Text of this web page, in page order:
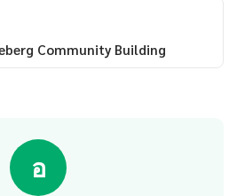
Community Building
อ